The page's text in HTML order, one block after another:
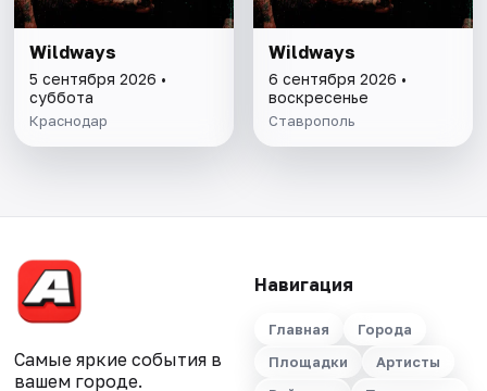
Wildways
5 сентября 2026 •
суббота
Краснодар
Wildways
6 сентября 2026 •
воскресенье
Ставрополь
Самые яркие события в
вашем городе.
Навигация
Главная
Города
Площадки
Артисты